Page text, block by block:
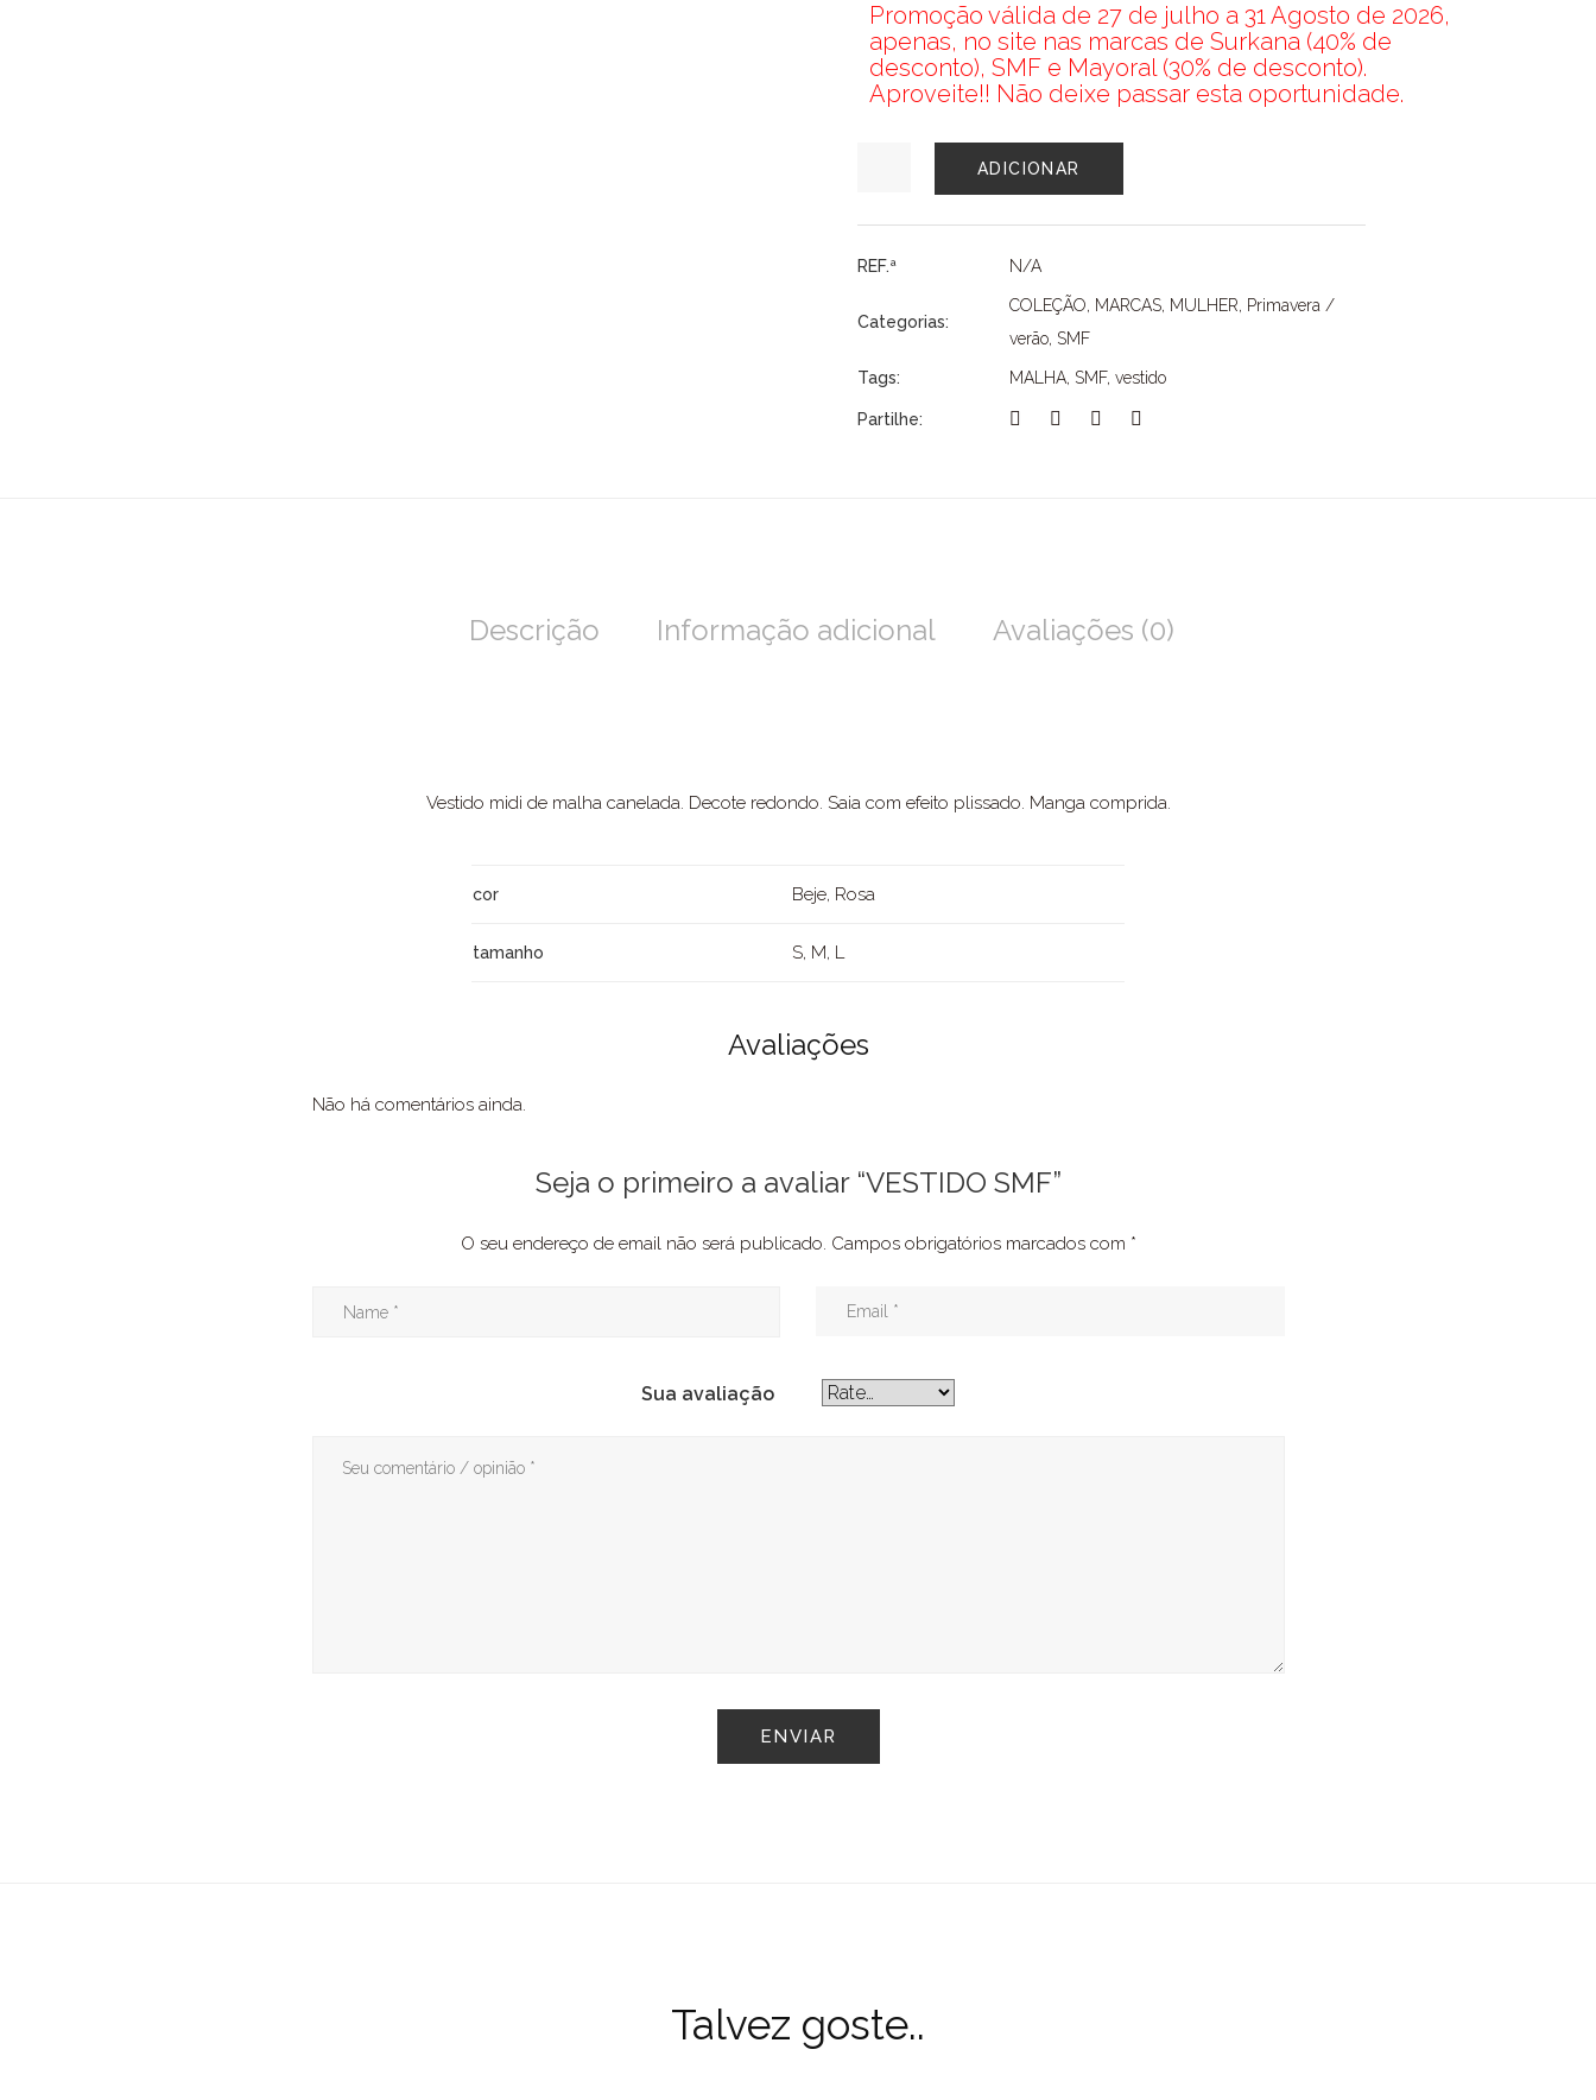
Promoção válida de 27 de julho a 31 Agosto de 2026,
apenas, no site nas marcas de Surkana (40% de
desconto), SMF e Mayoral (30% de desconto).
Aproveite!! Não deixe passar esta oportunidade.
SMF
ADICIONAR
REF.ª N/A
Categorias:
COLEÇÃO, MARCAS, MULHER, Primavera /
verão, SMF
Tags: MALHA, SMF, vestido
Partilhe:
Descrição Informação adicional Avaliações (0)
Vestido midi de malha canelada. Decote redondo. Saia com efeito plissado. Manga comprida.
cor Beje, Rosa
tamanho S, M, L
Avaliações
Não há comentários ainda.
Seja o primeiro a avaliar “VESTIDO SMF”
O seu endereço de email não será publicado. Campos obrigatórios marcados com *
Sua avaliação
Talvez goste..